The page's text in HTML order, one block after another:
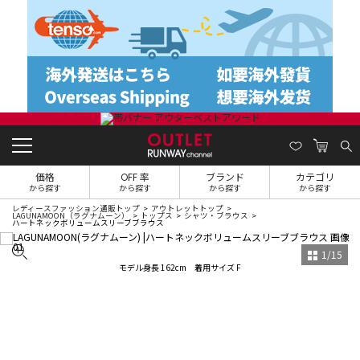
価格
から探す
OFF 率
から探す
ブランド
から探す
カテゴリ
から探す
レディースファッション通販トップ アウトレットトップ
LAGUNAMOON（ラグナムーン） トップス シャツ・ブラウス
ハートネックボリュームスリーブブラウス
モデル身長 162cm 着用サイズ F
1 /15